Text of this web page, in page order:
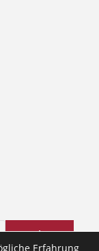
Suchen
Erfahrung